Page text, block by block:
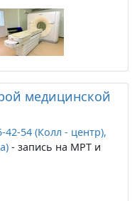
медицинской
42-54 (Колл - центр),
- запись на МРТ и